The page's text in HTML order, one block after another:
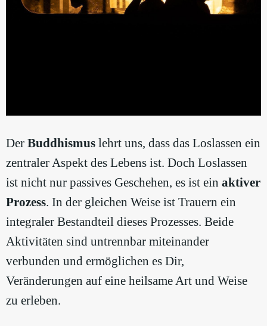
Der Buddhismus lehrt uns, dass das Loslassen ein
zentraler Aspekt des Lebens ist. Doch Loslassen
ist nicht nur passives Geschehen, es ist ein aktiver
Prozess. In der gleichen Weise ist Trauern ein
integraler Bestandteil dieses Prozesses. Beide
Aktivitäten sind untrennbar miteinander
verbunden und ermöglichen es Dir,
Veränderungen auf eine heilsame Art und Weise
zu erleben.